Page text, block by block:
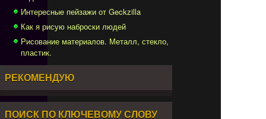
Интересные пейзажи от Geckzilla
Как я рисую наброски людей
Рисование материалов. Металл, стекло,
пластик.
РЕКОМЕНДУЮ
ПОИСК ПО КЛЮЧЕВОМУ СЛОВУ